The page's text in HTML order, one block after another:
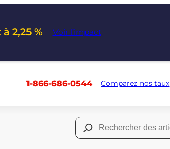
2,25 % Voir l’impact
1-866-686-0544 Comparez nos taux
Rechercher :